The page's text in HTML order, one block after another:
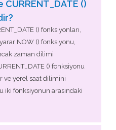
()
() fonksiyonları,
NOW () fonksiyonu,
zaman dilimi
() fonksiyonu
ve yerel saat dilimini
iki fonksiyonun arasındaki